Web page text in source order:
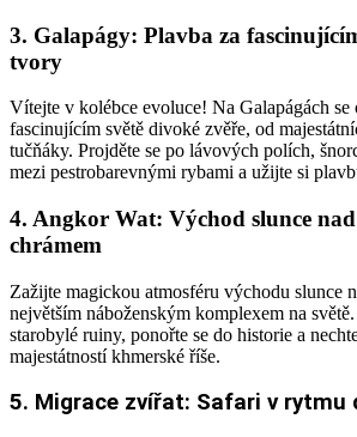
3. Galapágy: Plavba za
tvory
Vítejte v kolébce evoluce! Na Galapágách se
fascinujícím světě divoké zvěře, od
tučňáky. Projděte se po lávových polích,
mezi pestrobarevnými rybami a užijte si
4. Angkor Wat: Východ slunce
chrámem
Zažijte magickou atmosféru východu slunce
největším náboženským komplexem na
starobylé ruiny, ponořte se do historie a
majestátností khmerské říše.
5. Migrace zvířat: Safari v rytmu